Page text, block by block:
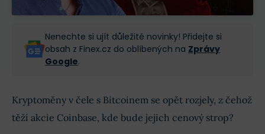
Nenechte si ujít důležité novinky! Přidejte si
obsah z Finex.cz do oblíbených na Zprávy
Google.
Kryptoměny v čele s Bitcoinem se opět rozjely, z čehož
těží akcie Coinbase, kde bude jejich cenový strop?